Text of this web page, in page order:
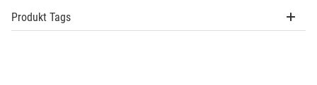
Produkt Tags